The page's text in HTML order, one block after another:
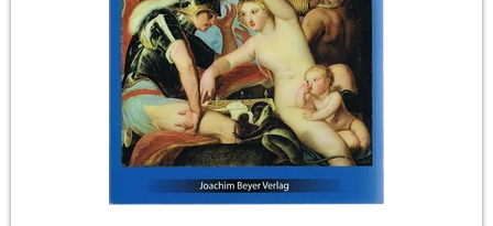
März 2023 (1 Eintrag)
Februar 2023 (2 Einträge)
November 2022 (2 Einträge)
Oktober 2022 (1 Eintrag)
September 2022 (1 Eintrag)
Mai 2022 (1 Eintrag)
März 2022 (1 Eintrag)